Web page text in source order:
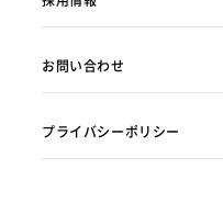
お問い合わせ
プライバシーポリシー